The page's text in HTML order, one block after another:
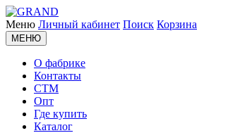
Меню Личный кабинет Поиск Корзина
МЕНЮ
О фабрике
Контакты
СТМ
Опт
Где купить
Каталог